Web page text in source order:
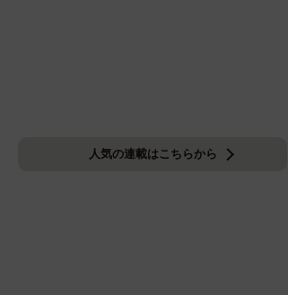
人気の連載はこちらから